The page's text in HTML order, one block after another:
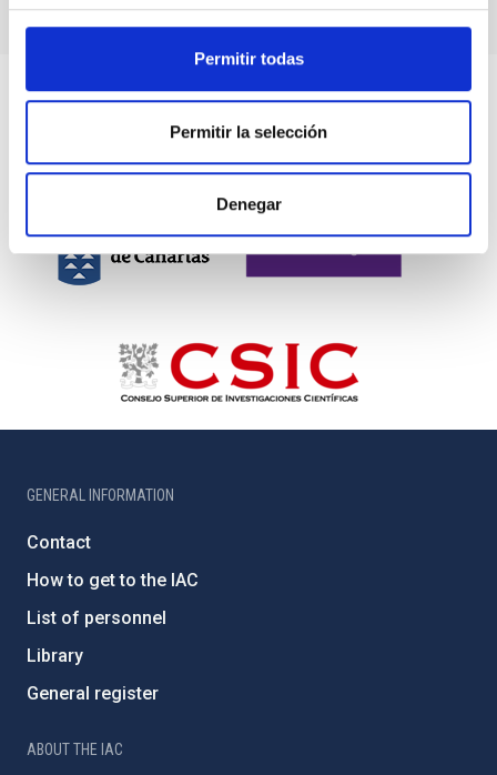
Permitir todas
Permitir la selección
Denegar
GENERAL INFORMATION
Contact
How to get to the IAC
List of personnel
Library
General register
ABOUT THE IAC